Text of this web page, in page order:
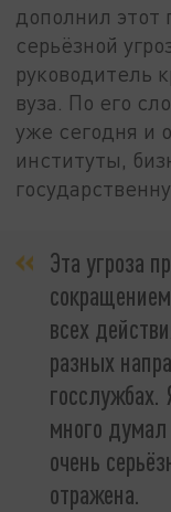
дополнил
серьёзной
руководитель
вуза. По его
уже сегодня и
институты,
Эта угроза
всех
разных
госслужбах.
много
очень
отражена.